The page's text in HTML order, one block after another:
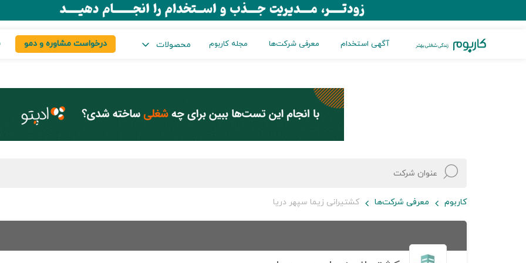
آگهی استخدام معرفی شرکت‌ها مجله کاربوم محصولات درخواست مشاوره و دمو
کاربوم معرفی شرکت‌ها کشتیرانی زیما سپهر دریا